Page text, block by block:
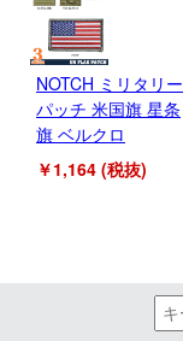
NOTCH ミリタリー
パッチ 米国旗 星条
旗 ベルクロ
￥1,164 (税抜)